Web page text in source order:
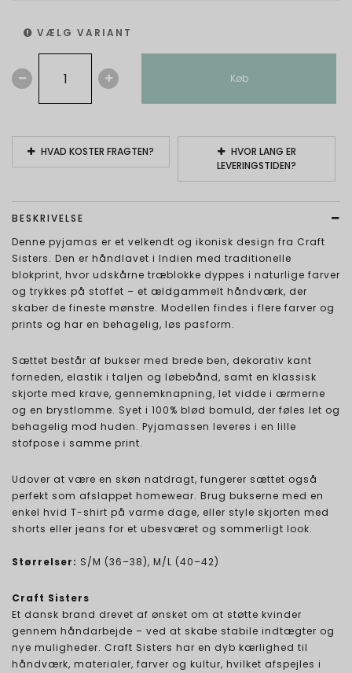
VÆLG VARIANT
Køb
HVAD KOSTER FRAGTEN?
HVOR LANG ER
LEVERINGSTIDEN?
BESKRIVELSE
Denne pyjamas er et velkendt og ikonisk design fra Craft
Sisters. Den er håndlavet i Indien med traditionelle
blokprint, hvor udskårne træblokke dyppes i naturlige farver
og trykkes på stoffet – et ældgammelt håndværk, der
skaber de fineste mønstre. Modellen findes i flere farver og
prints og har en behagelig, løs pasform.
Sættet består af bukser med brede ben, dekorativ kant
forneden, elastik i taljen og løbebånd, samt en klassisk
skjorte med krave, gennemknapning, let vidde i ærmerne
og en brystlomme. Syet i 100% blød bomuld, der føles let og
behagelig mod huden. Pyjamassen leveres i en lille
stofpose i samme print.
Udover at være en skøn natdragt, fungerer sættet også
perfekt som afslappet homewear. Brug bukserne med en
enkel hvid T-shirt på varme dage, eller style skjorten med
shorts eller jeans for et ubesværet og sommerligt look.
Størrelser: S/M (36–38), M/L (40–42)
Craft Sisters
Et dansk brand drevet af ønsket om at støtte kvinder
gennem håndarbejde – ved at skabe stabile indtægter og
nye muligheder. Craft Sisters har en dyb kærlighed til
håndværk, materialer, farver og kultur, hvilket afspejles i